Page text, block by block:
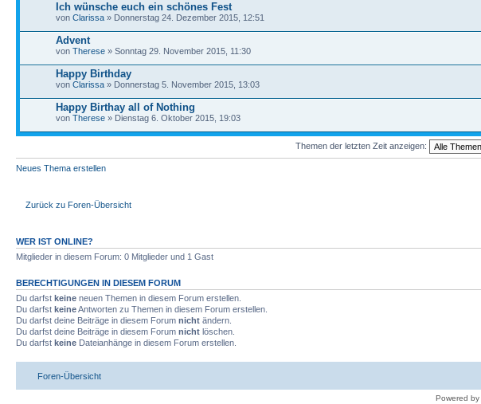
Ich wünsche euch ein schönes Fest
von Clarissa » Donnerstag 24. Dezember 2015, 12:51
Advent
von Therese » Sonntag 29. November 2015, 11:30
Happy Birthday
von Clarissa » Donnerstag 5. November 2015, 13:03
Happy Birthay all of Nothing
von Therese » Dienstag 6. Oktober 2015, 19:03
Themen der letzten Zeit anzeigen:
Neues Thema erstellen
Zurück zu Foren-Übersicht
WER IST ONLINE?
Mitglieder in diesem Forum: 0 Mitglieder und 1 Gast
BERECHTIGUNGEN IN DIESEM FORUM
Du darfst keine neuen Themen in diesem Forum erstellen.
Du darfst keineAntworten zu Themen in diesem Forum erstellen.
Du darfst deine Beiträge in diesem Forum nicht ändern.
Du darfst deine Beiträge in diesem Forum nicht löschen.
Du darfst keine Dateianhänge in diesem Forum erstellen.
Foren-Übersicht
Powered by